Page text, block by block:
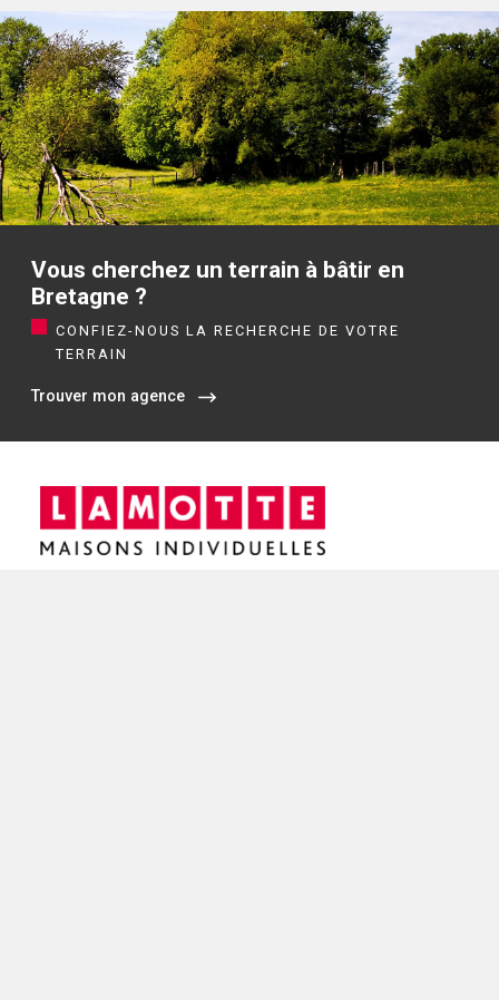
Vous cherchez un terrain à bâtir en
Bretagne ?
CONFIEZ-NOUS LA RECHERCHE DE VOTRE
TERRAIN
Trouver mon agence